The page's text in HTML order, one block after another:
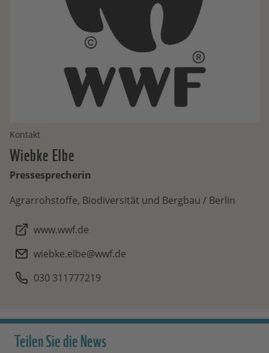
Kontakt
WiebkeElbe
Pressesprecherin
Agrarrohstoffe, Biodiversität und Bergbau / Berlin
www.wwf.de
wiebke.elbe@wwf.de
030 311777219
Teilen Sie die News